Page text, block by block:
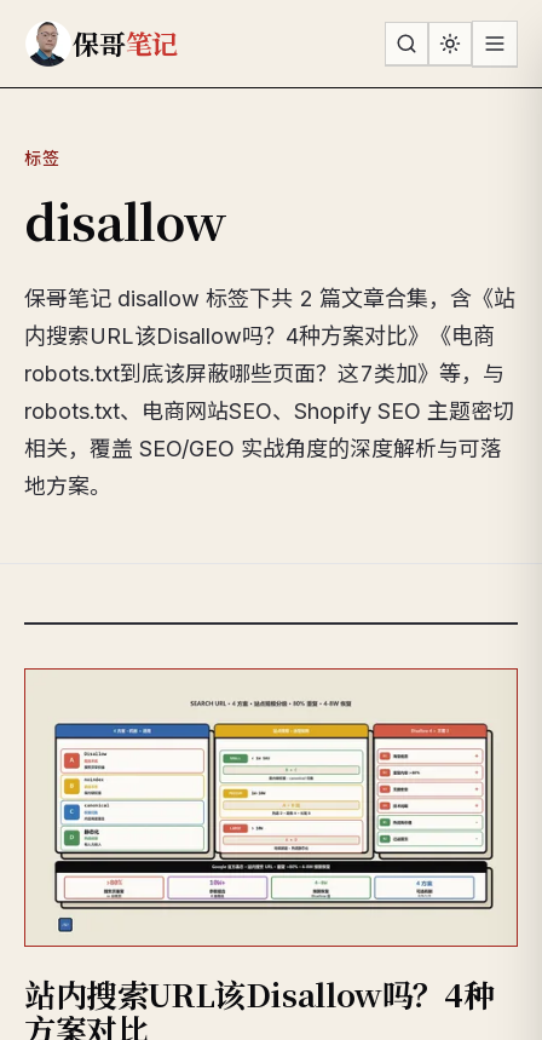
保哥笔记
标签
disallow
保哥笔记 disallow 标签下共 2 篇文章合集，含《站
内搜索URL该Disallow吗？4种方案对比》《电商
robots.txt到底该屏蔽哪些页面？这7类加》等，与
robots.txt、电商网站SEO、Shopify SEO 主题密切
相关，覆盖 SEO/GEO 实战角度的深度解析与可落
地方案。
站内搜索URL该Disallow吗？4种
方案对比